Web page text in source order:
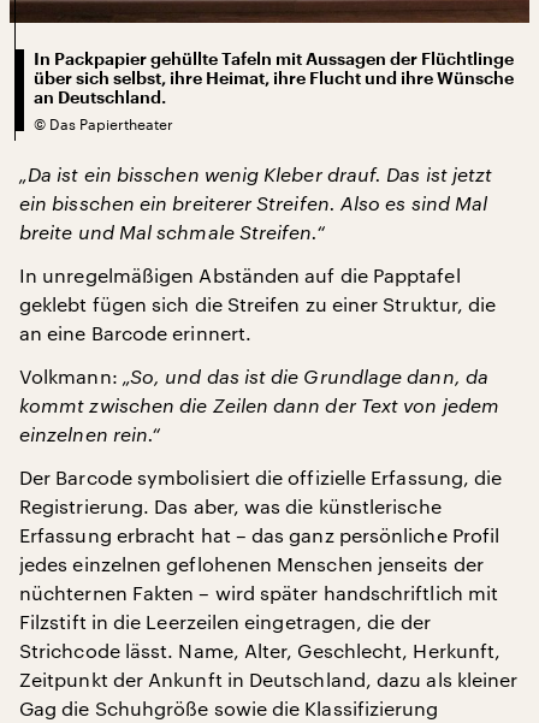
In Packpapier gehüllte Tafeln mit Aussagen der Flüchtlinge
über sich selbst, ihre Heimat, ihre Flucht und ihre Wünsche
an Deutschland.
© Das Papiertheater
„Da ist ein bisschen wenig Kleber drauf. Das ist jetzt
ein bisschen ein breiterer Streifen. Also es sind Mal
breite und Mal schmale Streifen.“
In unregelmäßigen Abständen auf die Papptafel
geklebt fügen sich die Streifen zu einer Struktur, die
an eine Barcode erinnert.
Volkmann: „So, und das ist die Grundlage dann, da
kommt zwischen die Zeilen dann der Text von jedem
einzelnen rein.“
Der Barcode symbolisiert die offizielle Erfassung, die
Registrierung. Das aber, was die künstlerische
Erfassung erbracht hat – das ganz persönliche Profil
jedes einzelnen geflohenen Menschen jenseits der
nüchternen Fakten – wird später handschriftlich mit
Filzstift in die Leerzeilen eingetragen, die der
Strichcode lässt. Name, Alter, Geschlecht, Herkunft,
Zeitpunkt der Ankunft in Deutschland, dazu als kleiner
Gag die Schuhgröße sowie die Klassifizierung